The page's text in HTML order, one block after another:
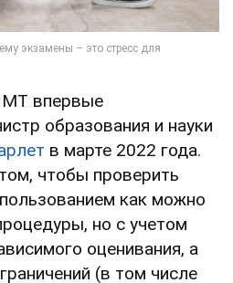
впервые
образования и науки
в марте 2022 года.
чтобы проверить
как можно
но с учетом
оценивания, а
(в том числе